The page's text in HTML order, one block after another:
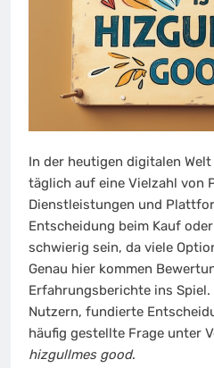
In der heutigen digitalen
täglich auf eine Vielzahl von
Dienstleistungen und
Entscheidung beim Kauf
schwierig sein, da viele
Genau hier kommen
Erfahrungsberichte ins
Nutzern, fundierte
häufig gestellte Frage unter
hizgullmes good.